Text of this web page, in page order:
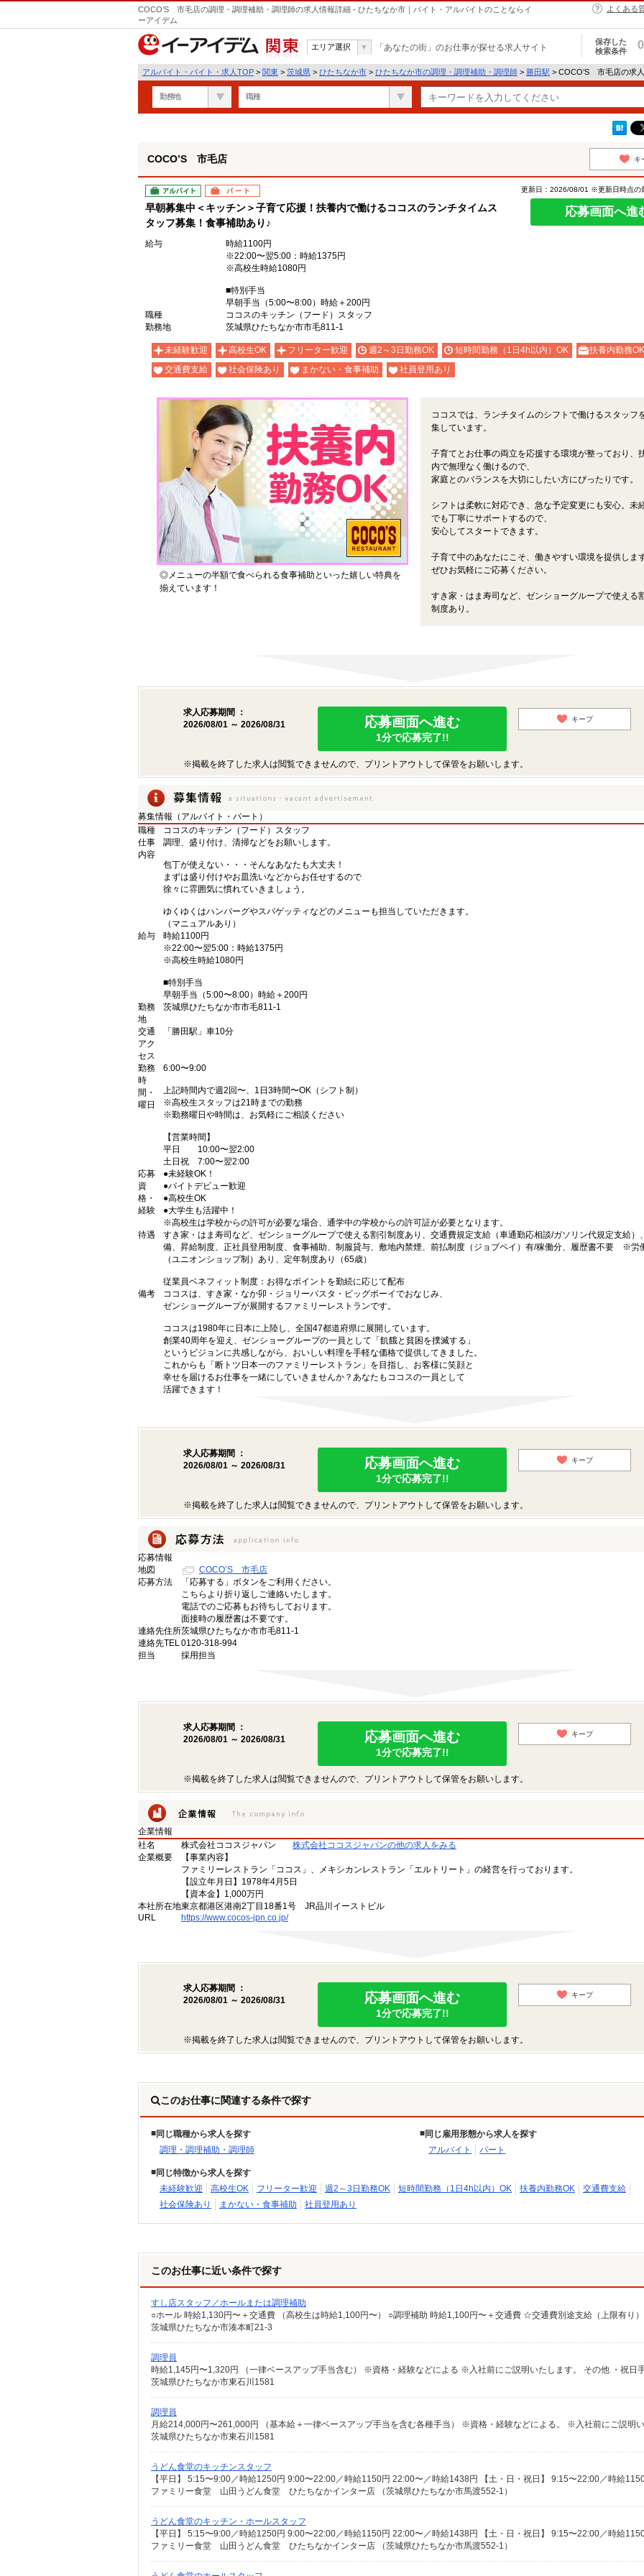
COCO’S 市毛店の調理・調理補助・調理師の求人情報詳細 - ひたちなか市｜バイト・アルバイトのことならイ
ーアイデム
よくある
関東
エリア選択 「あなたの街」のお仕事が探せる求人サイト
保存した
検索条件
0
アルバイト・バイト・求人TOP > 関東 > 茨城県 > ひたちなか市 > ひたちなか市の調理・調理補助・調理師 > 勝田駅 > COCO’S 市毛店の求
勤務地 職種
COCO’S 市毛店 キ
アルバイト パート
早朝募集中＜キッチン＞子育て応援！扶養内で働けるココスのランチタイムス
タッフ募集！食事補助あり♪
更新日：2026/08/01 ※更新日時点の
応募画面へ進
給与
時給1100円
※22:00〜翌5:00：時給1375円
※高校生時給1080円
■特別手当
早朝手当（5:00〜8:00）時給＋200円
職種
ココスのキッチン（フード）スタッフ
勤務地
茨城県ひたちなか市市毛811-1
未経験歓迎 高校生OK フリーター歓迎 週2～3日勤務OK 短時間勤務（1日4h以内）OK
扶養内勤務OK
交通費支給
社会保険あり まかない・食事補助 社員登用あり
◎メニューの半額で食べられる食事補助といった嬉しい特典を
揃えています！
ココスでは、ランチタイムのシフトで働けるスタッフ
集しています。
子育てとお仕事の両立を応援する環境が整っており、
内で無理なく働けるので、
家庭とのバランスを大切にしたい方にぴったりです。
シフトは柔軟に対応でき、急な予定変更にも安心。未
でも丁寧にサポートするので、
安心してスタートできます。
子育て中のあなたにこそ、働きやすい環境を提供しま
ぜひお気軽にご応募ください。
すき家・はま寿司など、ゼンショーグループで使える
制度あり。
求人応募期間 ：
2026/08/01 ～ 2026/08/31
応募画面へ進む
1分で応募完了!!
キープ
※掲載を終了した求人は閲覧できませんので、プリントアウトして保管をお願いします。
募集情報（アルバイト・パート）
職種
ココスのキッチン（フード）スタッフ
仕事
内容
調理、盛り付け、清掃などをお願いします。
包丁が使えない・・・そんなあなたも大丈夫！
まずは盛り付けやお皿洗いなどからお任せするので
徐々に雰囲気に慣れていきましょう。
ゆくゆくはハンバーグやスパゲッティなどのメニューも担当していただきます。
（マニュアルあり）
給与
時給1100円
※22:00〜翌5:00：時給1375円
※高校生時給1080円
■特別手当
早朝手当（5:00〜8:00）時給＋200円
勤務
地
茨城県ひたちなか市市毛811-1
交通
アク
セス
「勝田駅」車10分
勤務
時
間・
曜日
6:00〜9:00
上記時間内で週2回〜、1日3時間〜OK（シフト制）
※高校生スタッフは21時までの勤務
※勤務曜日や時間は、お気軽にご相談ください
【営業時間】
平日 10:00〜翌2:00
土日祝 7:00〜翌2:00
応募
資
格・
経験
●未経験OK！
●バイトデビュー歓迎
●高校生OK
●大学生も活躍中！
※高校生は学校からの許可が必要な場合、通学中の学校からの許可証が必要となります。
待遇
すき家・はま寿司など、ゼンショーグループで使える割引制度あり、交通費規定支給（車通勤応相談/ガソリン代規定支給）
備、昇給制度、正社員登用制度、食事補助、制服貸与、敷地内禁煙、前払制度（ジョブペイ）有/稼働分、履歴書不要 ※労
（ユニオンショップ制）あり、定年制度あり（65歳）
従業員ベネフィット制度：お得なポイントを勤続に応じて配布
備考
ココスは、すき家・なか卯・ジョリーパスタ・ビッグボーイでおなじみ、
ゼンショーグループが展開するファミリーレストランです。
ココスは1980年に日本に上陸し、全国47都道府県に展開しています。
創業40周年を迎え、ゼンショーグループの一員として「飢餓と貧困を撲滅する」
というビジョンに共感しながら、おいしい料理を手軽な価格で提供してきました。
これからも「断トツ日本一のファミリーレストラン」を目指し、お客様に笑顔と
幸せを届けるお仕事を一緒にしていきませんか？あなたもココスの一員として
活躍できます！
求人応募期間 ：
2026/08/01 ～ 2026/08/31
応募画面へ進む
1分で応募完了!!
キープ
※掲載を終了した求人は閲覧できませんので、プリントアウトして保管をお願いします。
応募情報
地図
COCO’S 市毛店
応募方法
「応募する」ボタンをご利用ください。
こちらより折り返しご連絡いたします。
電話でのご応募もお待ちしております。
面接時の履歴書は不要です。
連絡先住所茨城県ひたちなか市市毛811-1
連絡先TEL0120-318-994
担当
採用担当
求人応募期間 ：
2026/08/01 ～ 2026/08/31
応募画面へ進む
1分で応募完了!!
キープ
※掲載を終了した求人は閲覧できませんので、プリントアウトして保管をお願いします。
企業情報
社名
株式会社ココスジャパン
株式会社ココスジャパンの他の求人をみる
企業概要
【事業内容】
ファミリーレストラン「ココス」、メキシカンレストラン「エルトリート」の経営を行っております。
【設立年月日】1978年4月5日
【資本金】1,000万円
本社所在地東京都港区港南2丁目18番1号 JR品川イーストビル
URL
https://www.cocos-jpn.co.jp/
求人応募期間 ：
2026/08/01 ～ 2026/08/31
応募画面へ進む
1分で応募完了!!
キープ
※掲載を終了した求人は閲覧できませんので、プリントアウトして保管をお願いします。
このお仕事に関連する条件で探す
同じ職種から求人を探す
調理・調理補助・調理師
同じ雇用形態から求人を探す
アルバイト
パート
同じ特徴から求人を探す
未経験歓迎
高校生OK フリーター歓迎 週2～3日勤務OK 短時間勤務（1日4h以内）OK 扶養内勤務OK
交通費支給
社会保険あり
まかない・食事補助 社員登用あり
このお仕事に近い条件で探す
すし店スタッフ／ホールまたは調理補助
茨城県ひたちなか市湊本町21-3
調理員
茨城県ひたちなか市東石川1581
調理員
茨城県ひたちなか市東石川1581
うどん食堂のキッチンスタッフ
ファミリー食堂 山田うどん食堂 ひたちなかインター店 （茨城県ひたちなか市馬渡552-1）
うどん食堂のキッチン・ホールスタッフ
ファミリー食堂 山田うどん食堂 ひたちなかインター店 （茨城県ひたちなか市馬渡552-1）